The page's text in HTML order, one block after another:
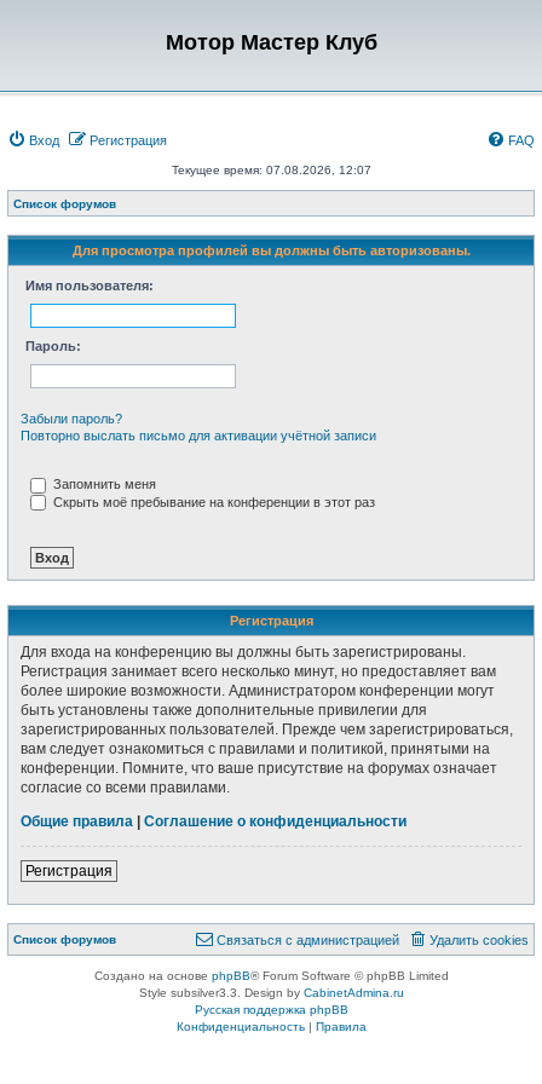
Мотор Мастер Клуб
Вход Регистрация FAQ
Текущее время: 07.08.2026, 12:07
Список форумов
Для просмотра профилей вы должны быть авторизованы.
Имя пользователя:
Пароль:
Забыли пароль?
Повторно выслать письмо для активации учётной записи
Запомнить меня
Скрыть моё пребывание на конференции в этот раз
Регистрация
Для входа на конференцию вы должны быть зарегистрированы.
Регистрация занимает всего несколько минут, но предоставляет вам
более широкие возможности. Администратором конференции могут
быть установлены также дополнительные привилегии для
зарегистрированных пользователей. Прежде чем зарегистрироваться,
вам следует ознакомиться с правилами и политикой, принятыми на
конференции. Помните, что ваше присутствие на форумах означает
согласие со всеми правилами.
Общие правила
Соглашение о конфиденциальности
Регистрация
Список форумов Удалить cookies
Связаться с администрацией
Создано на основе phpBB® Forum Software © phpBB Limited
Style subsilver3.3. Design by CabinetAdmina.ru
Русская поддержка phpBB
Конфиденциальность| Правила